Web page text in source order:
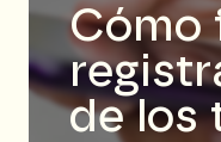
Cómo
de los